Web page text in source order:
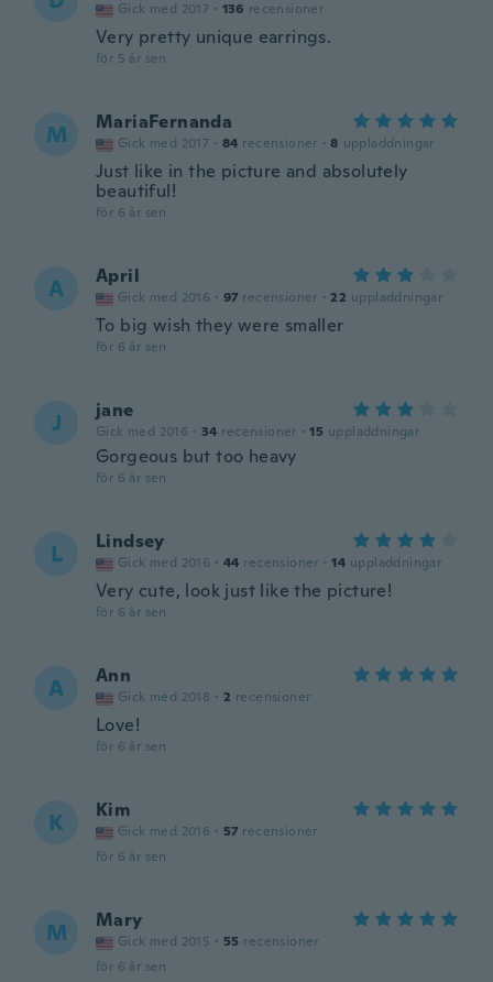
Gick med 2017 · 136 recensioner
Very pretty unique earrings.
för 5 år sen
M MariaFernanda
Gick med 2017 · 84 recensioner · 8 uppladdningar
Just like in the picture and absolutely
beautiful!
för 6 år sen
A April
Gick med 2016 · 97 recensioner · 22 uppladdningar
To big wish they were smaller
för 6 år sen
J jane
Gick med 2016 · 34 recensioner · 15 uppladdningar
Gorgeous but too heavy
för 6 år sen
L Lindsey
Gick med 2016 · 44 recensioner · 14 uppladdningar
Very cute, look just like the picture!
för 6 år sen
A Ann
Gick med 2018 · 2 recensioner
Love!
för 6 år sen
K Kim
Gick med 2016 · 57 recensioner
för 6 år sen
M Mary
Gick med 2015 · 55 recensioner
för 6 år sen